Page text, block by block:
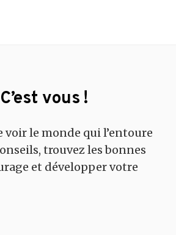
vous !
voir le monde qui l’entoure
trouvez les bonnes
et développer votre